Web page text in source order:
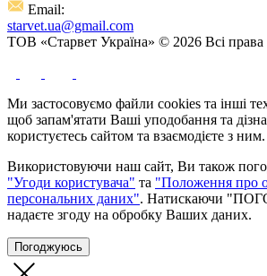
Email:
starvet.ua@gmail.com
ТОВ «Старвет Україна» © 2026 Всі
Ми застосовуємо файли cookies та інші
щоб запам'ятати Ваші уподобання та
користуєтесь сайтом та взаємодієте з ним.
Використовуючи наш сайт, Ви також
"Угоди користувача" та "Положення про
персональних даних". Натискаючи
надаєте згоду на обробку Ваших даних.
Погоджуюсь